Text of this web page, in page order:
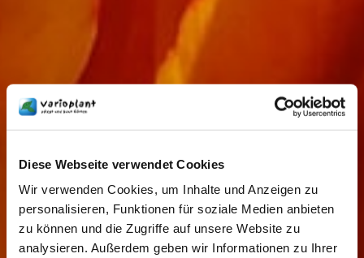
Diese Webseite verwendet Cookies
Wir verwenden Cookies, um Inhalte und Anzeigen zu
personalisieren, Funktionen für soziale Medien anbieten
zu können und die Zugriffe auf unsere Website zu
analysieren. Außerdem geben wir Informationen zu Ihrer